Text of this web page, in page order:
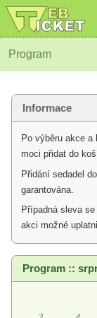
Program
Informace
Po výběru akce
moci přidat do
Přidání sedadel
garantována.
Případná sleva
akci možné
Program ::